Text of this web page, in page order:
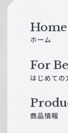
Home
ホーム
For
はじめての
商品情報